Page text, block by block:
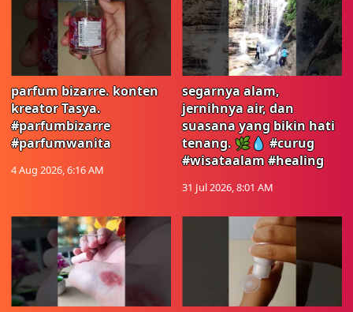
parfum bizarre. konten
kreator Tasya.
#parfumbizarre
#parfumwanita
4 Aug 2026, 6:16 AM
segarnya alam,
jernihnya air, dan
suasana yang bikin hati
tenang. 🌿💧 #curug
#wisataalam #healing
31 Jul 2026, 8:01 AM